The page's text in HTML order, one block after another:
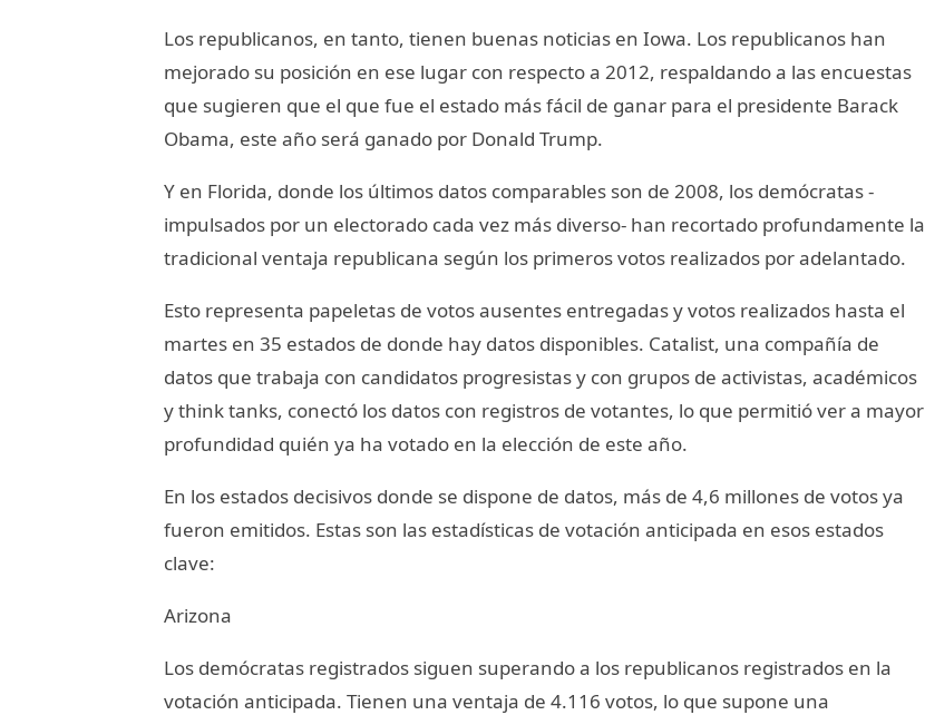
Los republicanos, en tanto, tienen buenas noticias en Iowa. Los republicanos han
mejorado su posición en ese lugar con respecto a 2012, respaldando a las encuestas
que sugieren que el que fue el estado más fácil de ganar para el presidente Barack
Obama, este año será ganado por Donald Trump.
Y en Florida, donde los últimos datos comparables son de 2008, los demócratas -
impulsados por un electorado cada vez más diverso- han recortado profundamente la
tradicional ventaja republicana según los primeros votos realizados por adelantado.
Esto representa papeletas de votos ausentes entregadas y votos realizados hasta el
martes en 35 estados de donde hay datos disponibles. Catalist, una compañía de
datos que trabaja con candidatos progresistas y con grupos de activistas, académicos
y think tanks, conectó los datos con registros de votantes, lo que permitió ver a mayor
profundidad quién ya ha votado en la elección de este año.
En los estados decisivos donde se dispone de datos, más de 4,6 millones de votos ya
fueron emitidos. Estas son las estadísticas de votación anticipada en esos estados
clave:
Arizona
Los demócratas registrados siguen superando a los republicanos registrados en la
votación anticipada. Tienen una ventaja de 4.116 votos, lo que supone una